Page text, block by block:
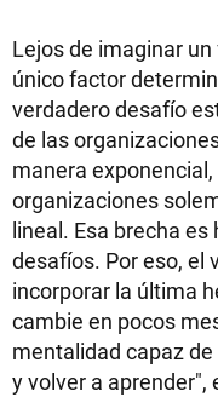
Lejos de imaginar
único factor
verdadero desafío
de las
manera
organizaciones
lineal. Esa brecha
desafíos. Por eso, el
incorporar la última
cambie en pocos
mentalidad capaz
y volver a aprender",